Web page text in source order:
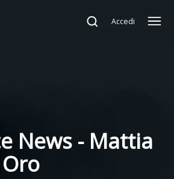
Accedi
News - Mattia